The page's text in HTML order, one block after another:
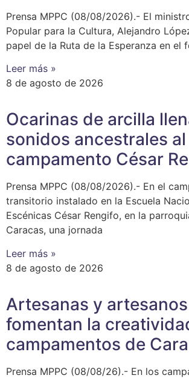
Prensa MPPC (08/08/2026).- El
Popular para la Cultura, Alejandro
papel de la Ruta de la Esperanza en el
Leer más »
8 de agosto de 2026
Ocarinas de arcilla
sonidos ancestrales al
campamento César
Prensa MPPC (08/08/2026).- En el
transitorio instalado en la Escuela
Escénicas César Rengifo, en la
Caracas, una jornada
Leer más »
8 de agosto de 2026
Artesanas y artesanos
fomentan la
campamentos de
Prensa MPPC (08/08/26).- En los